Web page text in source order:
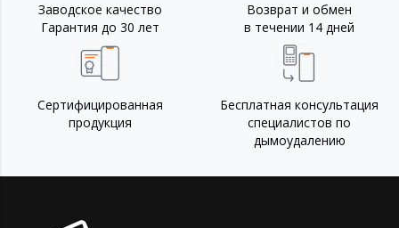
Заводское качество
Гарантия до 30 лет
Возврат и обмен
в течении 14 дней
Сертифицированная
продукция
Бесплатная консультация
специалистов по
дымоудалению